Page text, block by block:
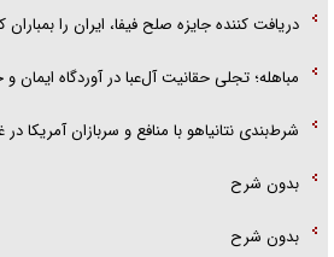
دریافت کننده جایزه صلح فیفا، ایران را بمباران
مباهله؛ تجلی حقانیت آل‌عبا در آوردگاه ایمان
شرط‌بندی نتانیاهو با منافع و سربازان آمریکا
بدون شرح
بدون شرح